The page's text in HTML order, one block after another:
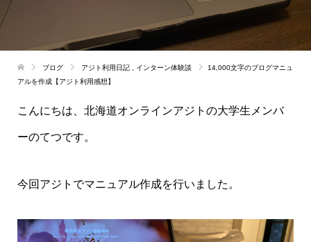
ブログ アジト利用日記 インターン体験談
14,000文字のブログマニュ
アルを作成【アジト利用感想】
こんにちは、北海道オンラインアジトの大学生メンバ
ーのてつです。
今回アジトでマニュアル作成を行いました。